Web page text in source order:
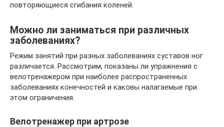
повторяющиеся сгибания коленей.
Можно ли заниматься при различных
заболеваниях?
Режим занятий при разных заболеваниях суставов ног
различается. Рассмотрим, показаны ли упражнения с
велотренажером при наиболее распространенных
заболеваниях конечностей и каковы налагаемые при
этом ограничения.
Велотренажер при артрозе